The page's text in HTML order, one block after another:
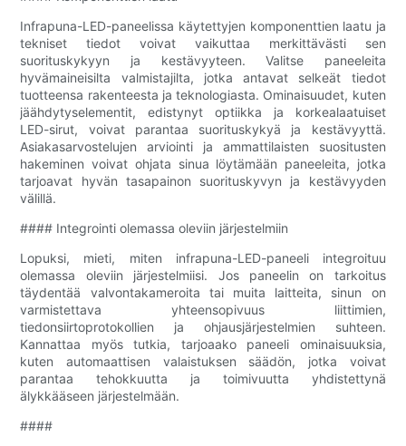
Infrapuna-LED-paneelissa käytettyjen komponenttien laatu ja
tekniset tiedot voivat vaikuttaa merkittävästi sen
suorituskykyyn ja kestävyyteen. Valitse paneeleita
hyvämaineisilta valmistajilta, jotka antavat selkeät tiedot
tuotteensa rakenteesta ja teknologiasta. Ominaisuudet, kuten
jäähdytyselementit, edistynyt optiikka ja korkealaatuiset
LED-sirut, voivat parantaa suorituskykyä ja kestävyyttä.
Asiakasarvostelujen arviointi ja ammattilaisten suositusten
hakeminen voivat ohjata sinua löytämään paneeleita, jotka
tarjoavat hyvän tasapainon suorituskyvyn ja kestävyyden
välillä.
#### Integrointi olemassa oleviin järjestelmiin
Lopuksi, mieti, miten infrapuna-LED-paneeli integroituu
olemassa oleviin järjestelmiisi. Jos paneelin on tarkoitus
täydentää valvontakameroita tai muita laitteita, sinun on
varmistettava yhteensopivuus liittimien,
tiedonsiirtoprotokollien ja ohjausjärjestelmien suhteen.
Kannattaa myös tutkia, tarjoaako paneeli ominaisuuksia,
kuten automaattisen valaistuksen säädön, jotka voivat
parantaa tehokkuutta ja toimivuutta yhdistettynä
älykkääseen järjestelmään.
####